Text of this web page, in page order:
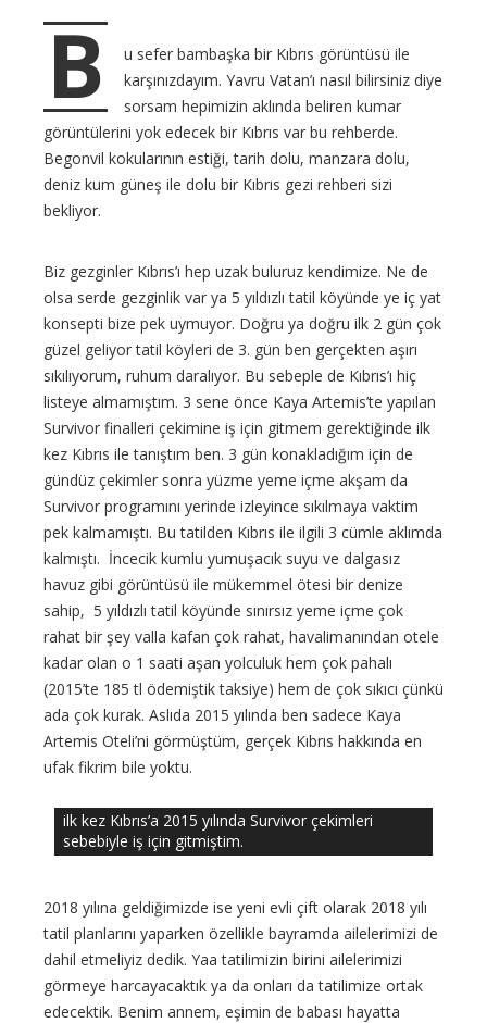
B
u sefer bambaşka bir Kıbrıs görüntüsü ile
karşınızdayım. Yavru Vatan’ı nasıl bilirsiniz diye
sorsam hepimizin aklında beliren kumar
görüntülerini yok edecek bir Kıbrıs var bu rehberde.
Begonvil kokularının estiği, tarih dolu, manzara dolu,
deniz kum güneş ile dolu bir Kıbrıs gezi rehberi sizi
bekliyor.
Biz gezginler Kıbrıs’ı hep uzak buluruz kendimize. Ne de
olsa serde gezginlik var ya 5 yıldızlı tatil köyünde ye iç yat
konsepti bize pek uymuyor. Doğru ya doğru ilk 2 gün çok
güzel geliyor tatil köyleri de 3. gün ben gerçekten aşırı
sıkılıyorum, ruhum daralıyor. Bu sebeple de Kıbrıs’ı hiç
listeye almamıştım. 3 sene önce Kaya Artemis’te yapılan
Survivor finalleri çekimine iş için gitmem gerektiğinde ilk
kez Kıbrıs ile tanıştım ben. 3 gün konakladığım için de
gündüz çekimler sonra yüzme yeme içme akşam da
Survivor programını yerinde izleyince sıkılmaya vaktim
pek kalmamıştı. Bu tatilden Kıbrıs ile ilgili 3 cümle aklımda
kalmıştı. İncecik kumlu yumuşacık suyu ve dalgasız
havuz gibi görüntüsü ile mükemmel ötesi bir denize
sahip, 5 yıldızlı tatil köyünde sınırsız yeme içme çok
rahat bir şey valla kafan çok rahat, havalimanından otele
kadar olan o 1 saati aşan yolculuk hem çok pahalı
(2015’te 185 tl ödemiştik taksiye) hem de çok sıkıcı çünkü
ada çok kurak. Aslıda 2015 yılında ben sadece Kaya
Artemis Oteli’ni görmüştüm, gerçek Kıbrıs hakkında en
ufak fikrim bile yoktu.
ilk kez Kıbrıs’a 2015 yılında Survivor çekimleri
sebebiyle iş için gitmiştim.
2018 yılına geldiğimizde ise yeni evli çift olarak 2018 yılı
tatil planlarını yaparken özellikle bayramda ailelerimizi de
dahil etmeliyiz dedik. Yaa tatilimizin birini ailelerimizi
görmeye harcayacaktık ya da onları da tatilimize ortak
edecektik. Benim annem, eşimin de babası hayatta